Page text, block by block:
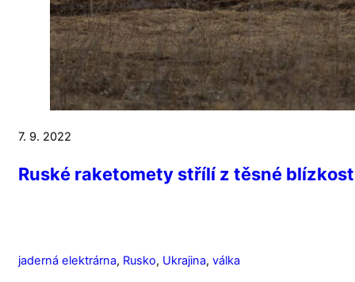
7. 9. 2022
Ruské raketomety střílí z těsné
jaderná elektrárna, Rusko, Ukrajina, válka